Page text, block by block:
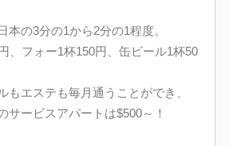
本の3分の1から2分の1程度。
、フォー1杯150円、缶ビール1杯50
もエステも毎月通うことができ、
サービスアパートは$500～！